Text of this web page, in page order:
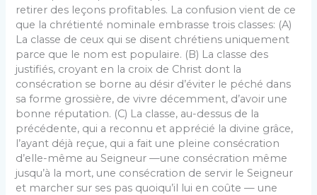
retirer des leçons profitables. La confusion vient de ce
que la chrétienté nomi­nale embrasse trois classes: (A)
La classe de ceux qui se disent chrétiens uniquement
parce que le nom est popu­laire. (B) La classe des
justifiés, croyant en la croix de Christ dont la
consécration se borne au désir d’éviter le péché dans
sa forme grossière, de vivre décemment, d’avoir une
bonne réputation. (C) La classe, au-dessus de la
précédente, qui a reconnu et apprécié la divine grâce,
l’ayant déjà reçue, qui a fait une pleine consécration
d’elle-même au Seigneur —une consécration même
jusqu’à la mort, une consécration de servir le Seigneur
et marcher sur ses pas quoiqu’il lui en coûte — une